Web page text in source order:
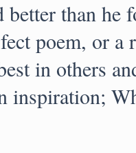
than he
poem, or a
in others
inspiration;